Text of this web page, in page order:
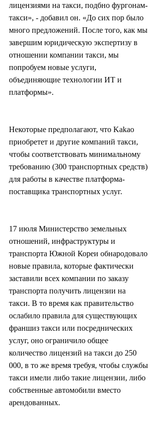
лицензиями на такси, подбно фургонам-
такси», - добавил он. «До сих пор было
много предложений. После того, как мы
завершим юридическую экспертизу в
отношении компании такси, мы
попробуем новые услуги,
объединяющие технологии ИТ и
платформы».
Некоторые предполагают, что Kakao
приобретет и другие компаний такси,
чтобы соответствовать минимальному
требованию (300 транспортных средств)
для работы в качестве платформа-
поставщика транспортных услуг.
17 июля Министерство земельных
отношений, инфраструктуры и
транспорта Южной Кореи обнародовало
новые правила, которые фактически
заставили всех компании по заказу
транспорта получить лицензии на
такси. В то время как правительство
ослабило правила для существующих
франшиз такси или посреднических
услуг, оно ограничило общее
количество лицензий на такси до 250
000, в то же время требуя, чтобы службы
такси имели либо такие лицензии, либо
собственные автомобили вместо
арендованных.